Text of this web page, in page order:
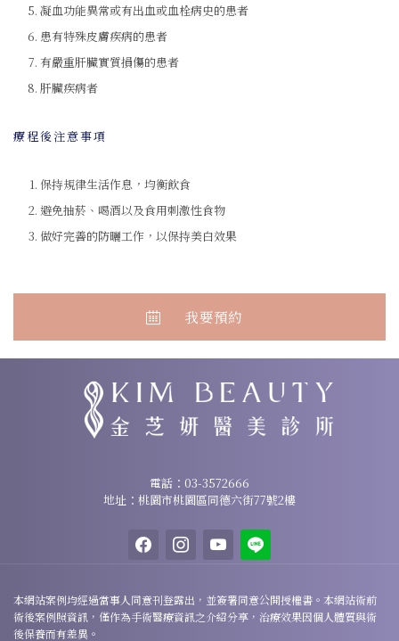
凝血功能異常或有出血或血栓病史的患者
患有特殊皮膚疾病的患者
有嚴重肝臟實質損傷的患者
肝臟疾病者
療程後注意事項
保持規律生活作息，均衡飲食
避免抽菸、喝酒以及食用刺激性食物
做好完善的防曬工作，以保持美白效果
我要預約
03-3572666地址：桃園市桃園區同德六街77號2樓
電話： 03-3572666
地址：桃園市桃園區同德六街77號2樓
facebookinstagramyoutubeline
本網站案例均經過當事人同意刊登露出，並簽署同意公開授權書。本網站術前
術後案例照資訊，僅作為手術醫療資訊之介紹分享，治療效果因個人體質與術
後保養而有差異。